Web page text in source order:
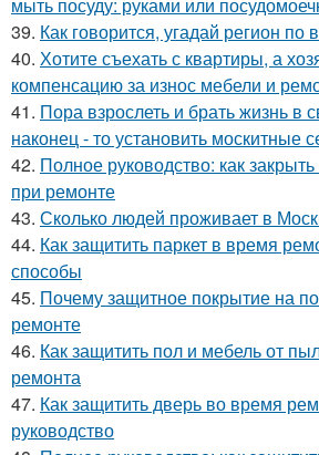
мыть посуду: руками или
39. Как говорится, угадай регион по
40. Хотите съехать с квартиры, а
компенсацию за износ мебели и
41. Пора взрослеть и брать жизнь в
наконец - то установить москитные
42. Полное руководство: как
при ремонте
43. Сколько людей проживает в
44. Как защитить паркет в время
способы
45. Почему защитное покрытие на
ремонте
46. Как защитить пол и мебель от
ремонта
47. Как защитить дверь во время
руководство